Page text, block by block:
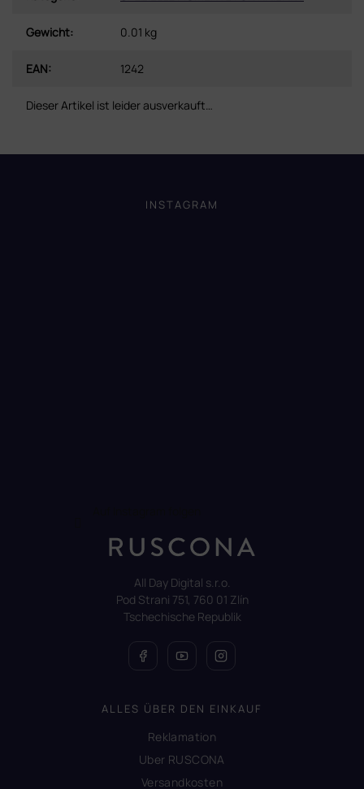
Gewicht: 0.01 kg
EAN: 1242
Dieser Artikel ist leider ausverkauft…
INSTAGRAM
All Day Digital s.r.o.
Pod Strani 751, 760 01 Zlín
Tschechische Republik
ALLES ÜBER DEN EINKAUF
Reklamation
Uber RUSCONA
Versandkosten